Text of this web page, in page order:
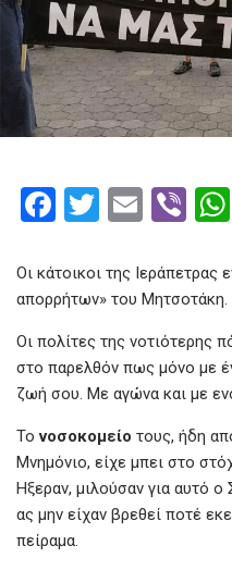
F
ce
b
o
o
k
T
tt
er
E
ail
Vi
er
Οι κάτοικοι της Ιεράπετρας
απορρήτων» του Μητσοτάκη.
Οι πολίτες της νοτιότερης
στο παρελθόν πως μόνο με
ζωή σου. Με αγώνα και με
Τονοσοκομείο τους, ήδη
Μνημόνιο, είχε μπει στο
Ηξεραν, μιλούσαν για αυτό
ας μην είχαν βρεθεί ποτέ
πείραμα.